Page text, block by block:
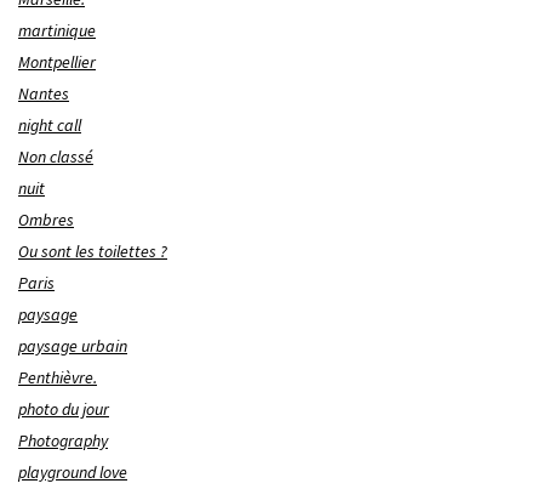
martinique
Montpellier
Nantes
night call
Non classé
nuit
Ombres
Ou sont les toilettes ?
Paris
paysage
paysage urbain
Penthièvre.
photo du jour
Photography
playground love